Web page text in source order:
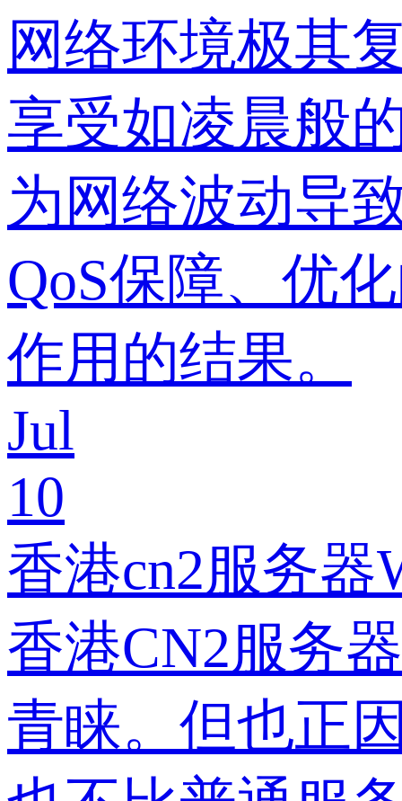
网络环境极其
享受如凌晨般
为网络波动导
QoS保障、优
作用的结果。
Jul
10
香港cn2服务器
香港CN2服务
青睐。但也正